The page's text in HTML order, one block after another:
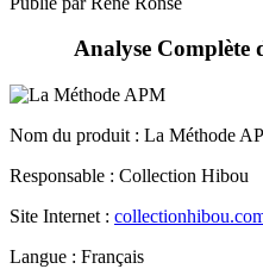
Analyse Complète
Nom du produit: La Méthode
Responsable : Collection Hibou
Site Internet : collectionhibou.com
Langue : Français
Pitch : Rééquilibrage alimentaire